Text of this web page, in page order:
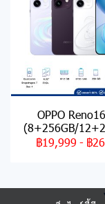
OPPO
(8+256GB/
฿19,999 - ฿